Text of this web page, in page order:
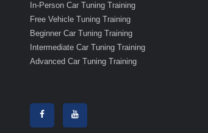
In-Person Car Tuning Training
Free Vehicle Tuning Training
Beginner Car Tuning Training
Intermediate Car Tuning Training
Advanced Car Tuning Training